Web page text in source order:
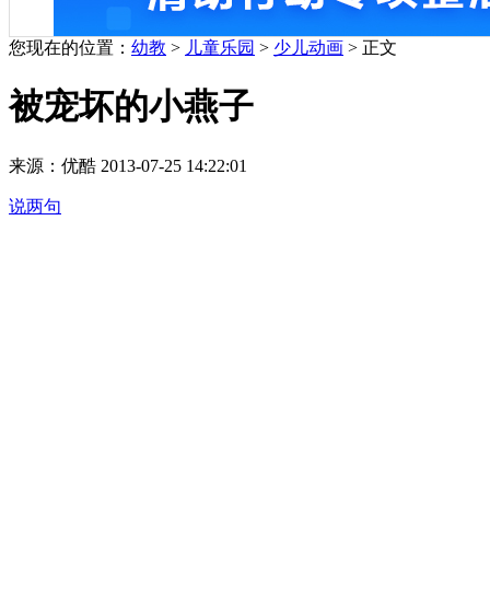
您现在的位置： 幼教 > 儿童乐园 > 少儿动画 > 正文
被宠坏的小燕子
来源：优酷 2013-07-25 14:22:01
说两句